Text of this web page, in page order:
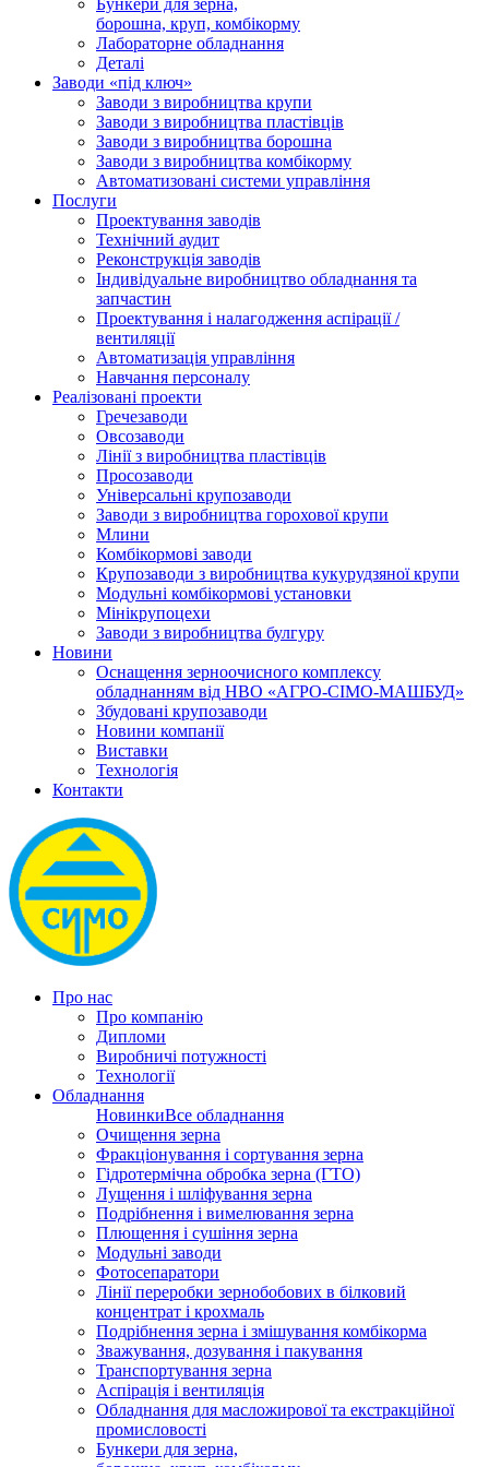
борошна, круп, комбікорму
Лабораторне обладнання
Деталі
Заводи «під ключ»
Заводи з виробництва крупи
Заводи з виробництва пластівців
Заводи з виробництва борошна
Заводи з виробництва комбікорму
Автоматизовані системи управління
Послуги
Проектування заводів
Технічний аудит
Реконструкція заводів
Індивідуальне виробництво обладнання та
запчастин
Проектування і налагодження аспірації /
вентиляції
Автоматизація управління
Навчання персоналу
Реалізовані проекти
Гречезаводи
Овсозаводи
Лінії з виробництва пластівців
Просозаводи
Універсальні крупозаводи
Заводи з виробництва горохової крупи
Млини
Комбікормові заводи
Крупозаводи з виробництва кукурудзяної крупи
Модульні комбікормові установки
Мінікрупоцехи
Заводи з виробництва булгуру
Новини
Оснащення зерноочисного комплексу
обладнанням від НВО «АГРО-СІМО-МАШБУД»
Збудовані крупозаводи
Новини компанії
Виставки
Технологія
Контакти
Про нас
Про компанію
Дипломи
Виробничі потужності
Технології
Обладнання
НовинкиВсе обладнання
Очищення зерна
Фракціонування і сортування зерна
Гідротермічна обробка зерна (ГТО)
Лущення і шліфування зерна
Подрібнення і вимелювання зерна
Плющення і сушіння зерна
Модульні заводи
Фотосепаратори
Лінії переробки зернобобових в білковий
концентрат і крохмаль
Подрібнення зерна і змішування комбікорма
Зважування, дозування і пакування
Транспортування зерна
Аспірація і вентиляція
Обладнання для масложирової та екстракційної
промисловості
Бункери для зерна,